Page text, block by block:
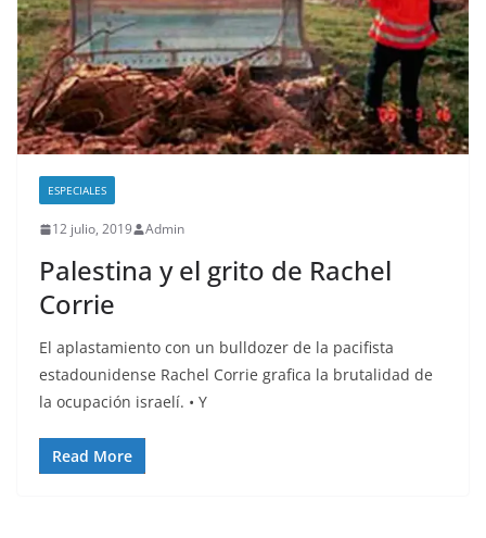
ESPECIALES
12 julio, 2019 Admin
Palestina y el grito de Rachel
Corrie
El aplastamiento con un bulldozer de la pacifista
estadounidense Rachel Corrie grafica la brutalidad de
la ocupación israelí. • Y
Read More